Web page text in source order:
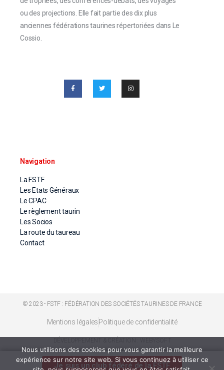
ou des projections. Elle fait partie des dix plus
anciennes fédérations taurines répertoriées dans Le
Cossio.
Navigation
La FSTF
Les Etats Généraux
Le CPAC
Le règlement taurin
Les Socios
La route du taureau
Contact
© 2023 - FSTF : FÉDÉRATION DES SOCIÉTÉS TAURINES DE FRANCE
Mentions légales Politique de confidentialité
Je suis un club fédéré de la FSTF
Nous utilisons des cookies pour vous garantir la meilleure
expérience sur notre site web. Si vous continuez à utiliser ce